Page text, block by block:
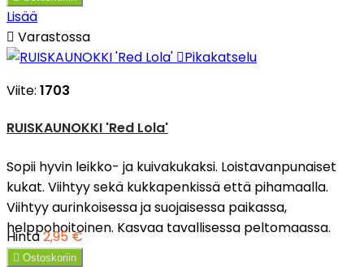
Lisää
 Varastossa
Pikakatselu
Viite: 1703
RUISKAUNOKKI 'Red Lola'
Sopii hyvin leikko- ja kuivakukaksi. Loistavanpunaiset
kukat. Viihtyy sekä kukkapenkissä että pihamaalla.
Viihtyy aurinkoisessa ja suojaisessa paikassa,
helppohoitoinen. Kasvaa tavallisessa peltomaassa.
Hinta2,95 €
 Ostoskoriin